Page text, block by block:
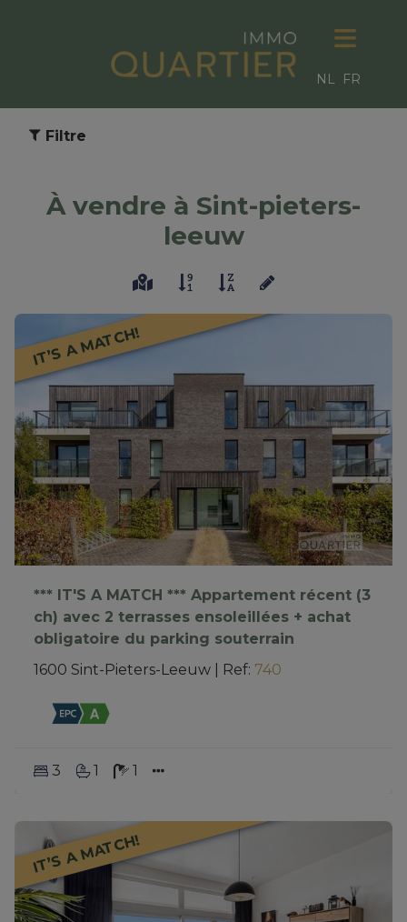
NL FR
Filtre
À vendre à Sint-pieters-
leeuw
IT’S A MATCH!
*** IT'S A MATCH *** Appartement récent (3
ch) avec 2 terrasses ensoleillées + achat
obligatoire du parking souterrain
1600 Sint-Pieters-Leeuw
Ref: 740
3 1 1
IT’S A MATCH!